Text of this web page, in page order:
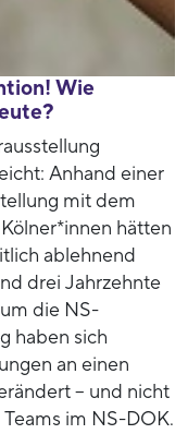
Wie
Anhand einer
mit dem
hätten
ablehnend
drei Jahrzehnte
die NS-
haben sich
an einen
– und nicht
im NS-DOK.